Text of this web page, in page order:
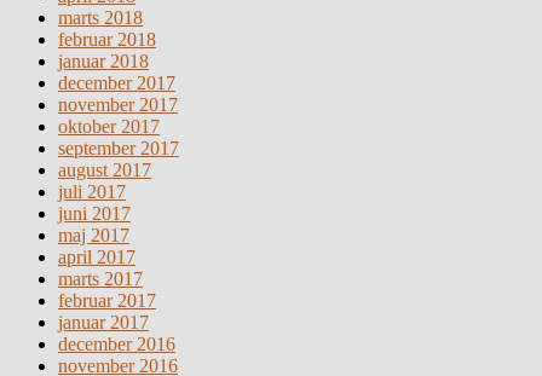
marts 2018
februar 2018
januar 2018
december 2017
november 2017
oktober 2017
september 2017
august 2017
juli 2017
juni 2017
maj 2017
april 2017
marts 2017
februar 2017
januar 2017
december 2016
november 2016